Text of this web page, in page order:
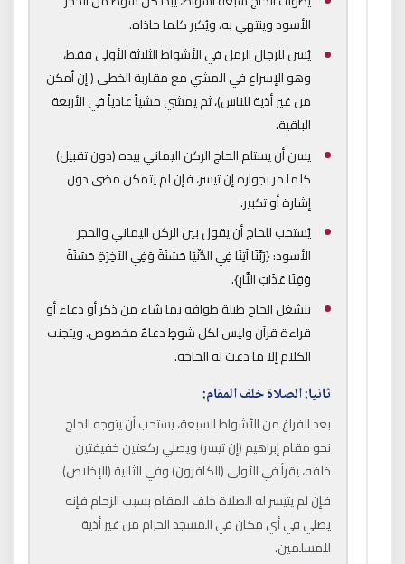
الأسود وينتهي به، ويُكبر كلما حاذاه.
يُسن للرجال الرمل في الأشواط الثلاثة الأولى فقط،
وهو الإسراع في المشي مع مقاربة الخطى ( إن أمكن
من غير أذية للناس)، ثم يمشي مشياً عادياً في الأربعة
الباقية.
يسن أن يستلم الحاج الركن اليماني بيده (دون تقبيل)
كلما مر بجواره إن تيسر، فإن لم يتمكن مضى دون
إشارة أو تكبير.
يُستحب للحاج أن يقول بين الركن اليماني والحجر
الأسود: {رَبَّنَا آتِنَا فِي الدُّنْيَا حَسَنَةً وَفِي الآخِرَةِ حَسَنَةً
وَقِنَا عَذَابَ النَّارِ}.
ينشغل الحاج طيلة طوافه بما شاء من ذكر أو دعاء أو
قراءة قرآن وليس لكل شوطٍ دعاءٌ مخصوص. ويتجنب
الكلام إلا ما دعت له الحاجة.
ثانيا: الصلاة خلف المقام:
بعد الفراغ من الأشواط السبعة، يستحب أن يتوجه الحاج
نحو مقام إبراهيم (إن تيسر) ويصلي ركعتين خفيفتين
خلفه، يقرأ في الأولى (الكافرون) وفي الثانية (الإخلاص).
فإن لم يتيسر له الصلاة خلف المقام بسبب الزحام فإنه
يصلي في أي مكان في المسجد الحرام من غير أذية
للمسلمين.